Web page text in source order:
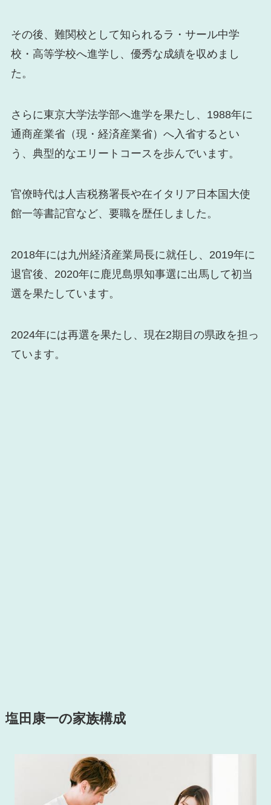
その後、難関校として知られるラ・サール中学
校・高等学校へ進学し、優秀な成績を収めまし
た。
さらに東京大学法学部へ進学を果たし、1988年に
通商産業省（現・経済産業省）へ入省するとい
う、典型的なエリートコースを歩んでいます。
官僚時代は人吉税務署長や在イタリア日本国大使
館一等書記官など、要職を歴任しました。
2018年には九州経済産業局長に就任し、2019年に
退官後、2020年に鹿児島県知事選に出馬して初当
選を果たしています。
2024年には再選を果たし、現在2期目の県政を担っ
ています。
塩田康一の家族構成